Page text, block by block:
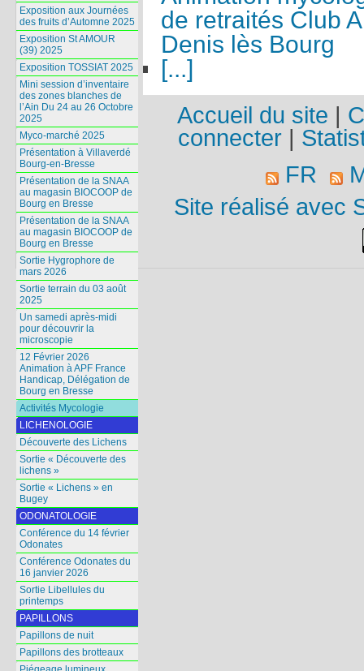
de retraités Club
Denis lès Bourg
[...]
Exposition aux Journées
des fruits d’Automne 2025
Exposition St AMOUR
(39) 2025
Exposition TOSSIAT 2025
Mini session d’inventaire
des zones blanches de
l’Ain Du 24 au 26 Octobre
2025
Myco-marché 2025
Présentation à Villaverdé
Bourg-en-Bresse
Présentation de la SNAA
au magasin BIOCOOP de
Bourg en Bresse
Présentation de la SNAA
au magasin BIOCOOP de
Bourg en Bresse
Sortie Hygrophore de
mars 2026
Sortie terrain du 03 août
2025
Un samedi après-midi
pour découvrir la
microscopie
12 Février 2026
Animation à APF France
Handicap, Délégation de
Bourg en Bresse
Activités Mycologie
LICHENOLOGIE
Découverte des Lichens
Sortie « Découverte des
lichens »
Sortie « Lichens » en
Bugey
ODONATOLOGIE
Conférence du 14 février
Odonates
Conférence Odonates du
16 janvier 2026
Sortie Libellules du
printemps
PAPILLONS
Papillons de nuit
Papillons des brotteaux
Accueil du site |
connecter|
FR
Site réalisé avec